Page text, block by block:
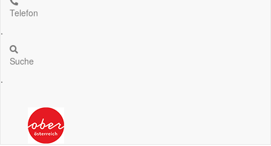
Telefon
.
Suche
.